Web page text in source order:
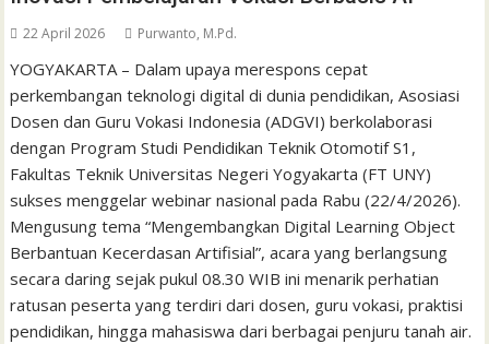
22 April 2026 Purwanto, M.Pd.
YOGYAKARTA – Dalam upaya merespons cepat
perkembangan teknologi digital di dunia pendidikan, Asosiasi
Dosen dan Guru Vokasi Indonesia (ADGVI) berkolaborasi
dengan Program Studi Pendidikan Teknik Otomotif S1,
Fakultas Teknik Universitas Negeri Yogyakarta (FT UNY)
sukses menggelar webinar nasional pada Rabu (22/4/2026).
Mengusung tema “Mengembangkan Digital Learning Object
Berbantuan Kecerdasan Artifisial”, acara yang berlangsung
secara daring sejak pukul 08.30 WIB ini menarik perhatian
ratusan peserta yang terdiri dari dosen, guru vokasi, praktisi
pendidikan, hingga mahasiswa dari berbagai penjuru tanah air.